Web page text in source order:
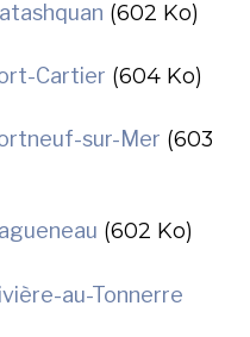
(602 Ko)
Cartier (604 Ko)
sur-Mer (603
(602 Ko)
au-Tonnerre